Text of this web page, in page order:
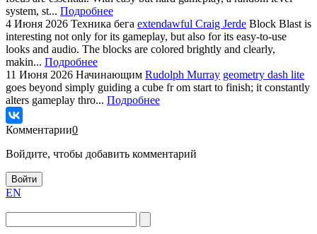
system, st... Подробнее
4 Июня 2026 Техника бега extendawful Craig Jerde Block Blast is
interesting not only for its gameplay, but also for its easy-to-use
looks and audio. The blocks are colored brightly and clearly,
makin... Подробнее
11 Июня 2026 Начинающим Rudolph Murray geometry dash lite
goes beyond simply guiding a cube fr om start to finish; it constantly
alters gameplay thro... Подробнее
Комментарии0
Войдите, чтобы добавить комментарий
Войти
EN